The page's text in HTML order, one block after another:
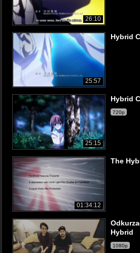
26:10
25:57
Hybrid
25:15
Hybrid
720p
01:34:12
The
Hybrid
1080p